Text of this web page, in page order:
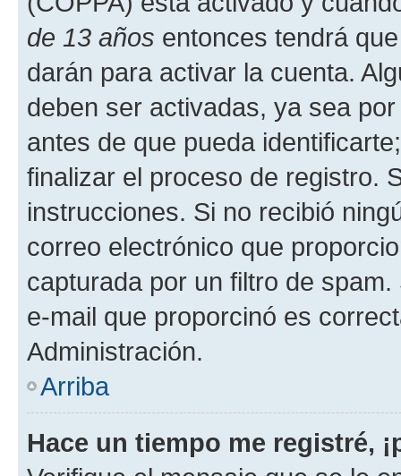
de 13 años entonces tendrá
darán para activar la cuenta.
deben ser activadas, ya sea
antes de que pueda
finalizar el proceso de registro.
instrucciones. Si no recibió
correo electrónico que
capturada por un filtro de
e-mail que proporcinó es
Administración.
Arriba
Hace un tiempo me registré,